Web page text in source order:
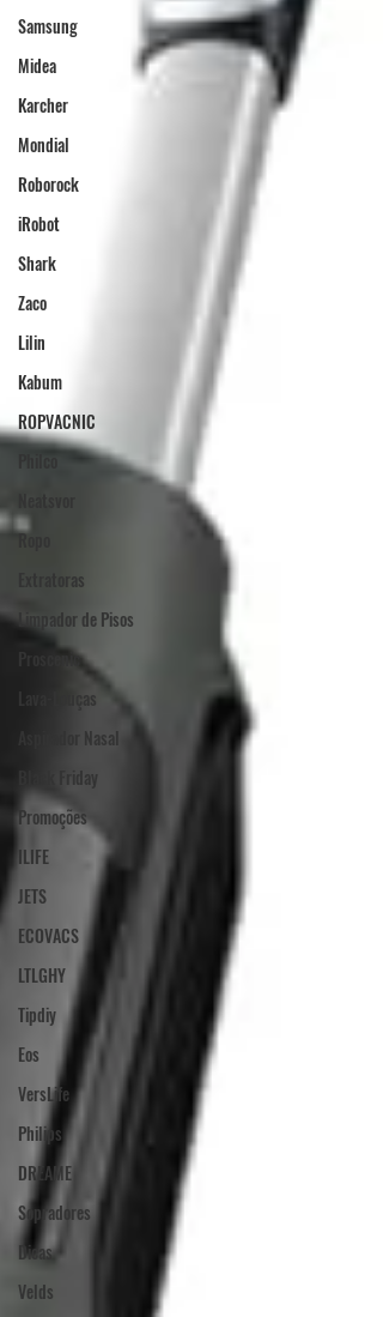
Samsung
Midea
Karcher
Mondial
Roborock
iRobot
Shark
Zaco
Lilin
Kabum
ROPVACNIC
Ropo
Extratoras
Limpador de Pisos
Proscenic
Lava-Louças
Aspirador Nasal
Black Friday
Promoções
ILIFE
JETS
ECOVACS
LTLGHY
Tipdiy
Eos
VersLife
Philips
DREAME
Sopradores
Dicas
Velds